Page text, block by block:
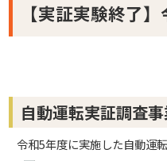
【実証実験終了
自動運転実証調査
令和5年度に実施した自動運